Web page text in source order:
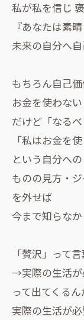
私が私を信じ
『あなたは素
未来の自分へ
もちろん自己
お金を使わな
だけど「なるべ
「私はお金を
という自分への
ものの見方・
を外せば
今まで知らな
「贅沢」って
→実際の生活が
って出てくる
実際の生活が